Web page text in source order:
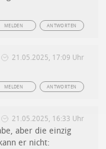
ANTWORTEN
MELDEN
21.05.2025, 17:09 Uhr
ANTWORTEN
MELDEN
21.05.2025, 16:33 Uhr
aber die einzig
er nicht: